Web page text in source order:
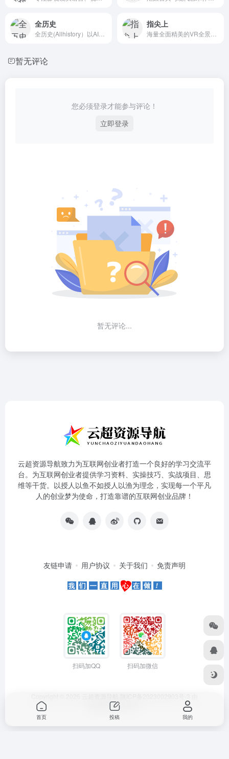
全历史 指尖上
暂无评论
您必须登录才能参与评论！
立即登录
暂无评论...
云超资源导航致力为互联网创业者打造一个良好的学习交流平
台。为互联网创业者提供学习资料、实操技巧、实战项目、思
维等干货。以授人以鱼不如授人以渔为理念，实现每一个平凡
人的创业梦为使命，打造靠谱的互联网创业品牌！
友链申请 用户协议 关于我们 免责声明
扫码加QQ 扫码加微信
OneNav强力驱动
首页 投稿 我的